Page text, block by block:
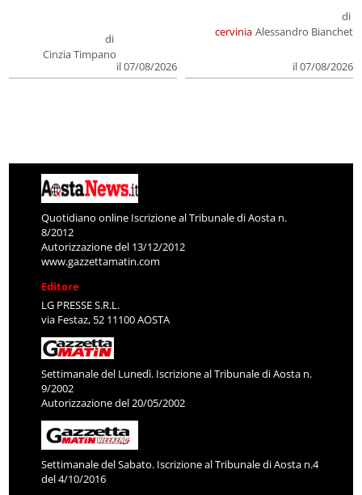
di
Cinzia Timpano
il 07/08/2026
cervinia
di
Alessandro Bianchet
il 07/08/2026
Quotidiano online Iscrizione al Tribunale di Aosta n.
8/2012
Autorizzazione del 13/12/2012
www.gazzettamatin.com
Editore
LG PRESSE S.R.L.
via Festaz, 52 11100 AOSTA
Settimanale del Lunedì. Iscrizione al Tribunale di Aosta n.
9/2002
Autorizzazione del 20/05/2002
Settimanale del Sabato. Iscrizione al Tribunale di Aosta n.4
del 4/10/2016